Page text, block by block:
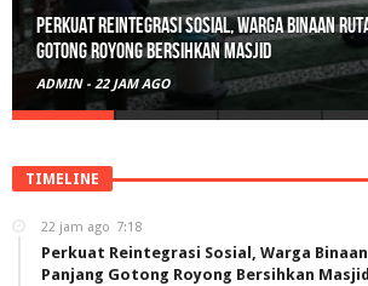
Perkuat Reintegrasi Sosial, Warga Binaan
Gotong Royong Bersihkan Masjid
ADMIN - 22 JAM AGO
TIMELINE
22 jam ago 7:18
Perkuat Reintegrasi Sosial, Warga
Panjang Gotong Royong Bersihkan Masjid